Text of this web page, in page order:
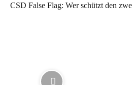
CSD False Flag: Wer schützt den